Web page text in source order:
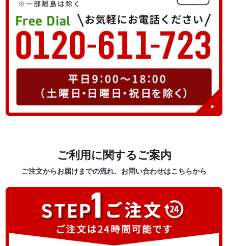
ご利用に関するご案内
ご注文からお届けまでの流れ、お問い合わせはこちらから